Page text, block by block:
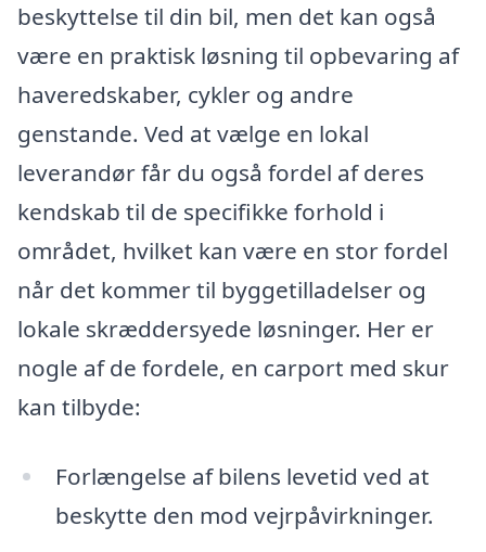
beskyttelse til din bil, men det kan også
være en praktisk løsning til opbevaring af
haveredskaber, cykler og andre
genstande. Ved at vælge en lokal
leverandør får du også fordel af deres
kendskab til de specifikke forhold i
området, hvilket kan være en stor fordel
når det kommer til byggetilladelser og
lokale skræddersyede løsninger. Her er
nogle af de fordele, en carport med skur
kan tilbyde:
Forlængelse af bilens levetid ved at
beskytte den mod vejrpåvirkninger.